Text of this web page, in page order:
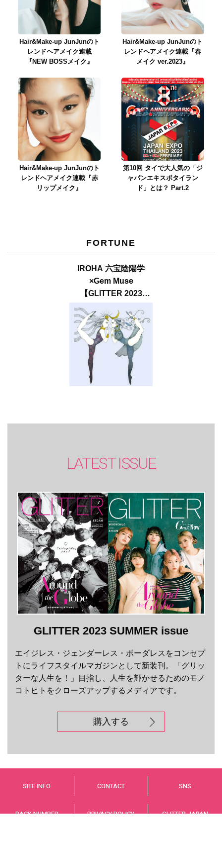
Hair&Make-up JunJunのト
レンドヘアメイク連載
『NEW BOSSメイク』
Hair&Make-up JunJunのト
レンドヘアメイク連載『春
メイク ver.2023』
Hair&Make-up JunJunのト
レンドヘアメイク連載『赤
リップメイク』
第10回 タイで大人気の「ジ
ャパンエキスポタイラン
ド」とは？ Part.2
FORTUNE
IROHA 六宝陰陽学
×Gem Muse
【GLITTER 2023
SUMMER issue】
LATEST ISSUE
GLITTER 2023 SUMMER issue
エイジレス・ジェンダーレス・ボーダレスをコンセプ
トにライフスタイルマガジンとして新装刊。「グリッ
ターな人生を！」目指し、人生を輝かせるためのモノ
コトヒトをクローズアップするメディアです。
購入する
SITE INFO CONTACT SNS
BACK NUMBER PRIVACY POLICY GLITTER JAPAN